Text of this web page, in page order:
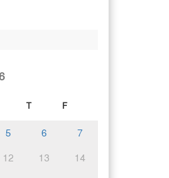
T F
5 6
7
12 13
14